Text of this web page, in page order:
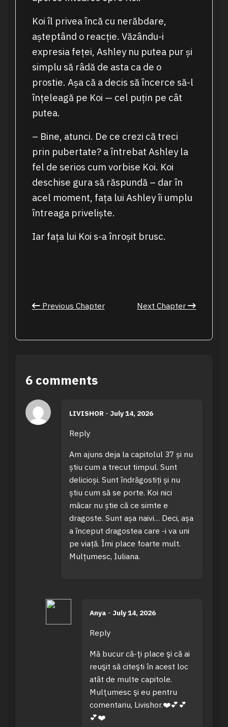
Koi îl privea încă cu nerăbdare,
așteptând o reacție. Văzându-i
expresia feței, Ashley nu putea pur și
simplu să râdă de asta ca de o
prostie. Așa că a decis să încerce să-l
înțeleagă pe Koi — cel puțin pe cât
putea.
– Bine, atunci. De ce crezi că treci
prin pubertate? a întrebat Ashley la
fel de serios cum vorbise Koi. Koi
deschise gura să răspundă – dar în
acel moment, fața lui Ashley îi umplu
întreaga priveliște.
Iar fața lui Koi s-a înroșit brusc.
Previous Chapter Next Chapter
6 comments
LIVISHOR - July 14, 2026
Reply
Am ajuns deja la capitolul 37 și nu
știu cum a trecut timpul. Sunt
delicioși. Sunt îndrăgostiți și nu
știu cum să se porte. Koi nici
măcar nu știe că ce simte e
dragoste. Sunt așa naivi… Deci, așa
a început dragostea care -i va uni
pe viață. Îmi place foarte mult.
Mulțumesc, Iuliana.
Anya - July 14, 2026
Reply
Mă bucur că-ţi place şi că ai
reuşit să citeşti în acest loc
atât de multe capitole.
Mulţumesc şi eu pentru
comentariu, Livishor.❤️💕💕
💕❤️